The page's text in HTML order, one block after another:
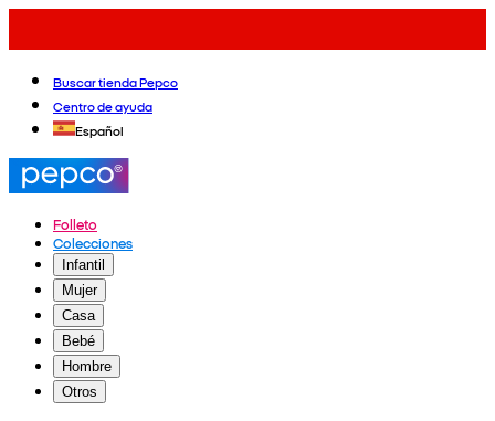
Buscar tienda Pepco
Centro de ayuda
Español
Folleto
Colecciones
Infantil
Mujer
Casa
Bebé
Hombre
Otros